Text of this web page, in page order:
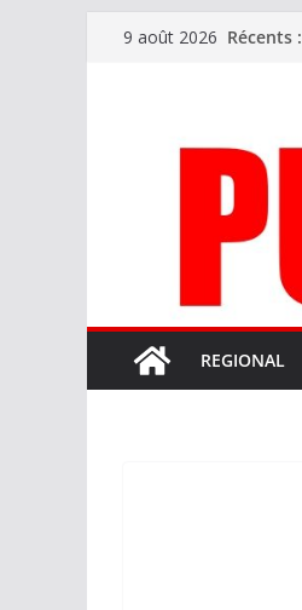
Passer9 août 2026 Récents :
REGIONAL